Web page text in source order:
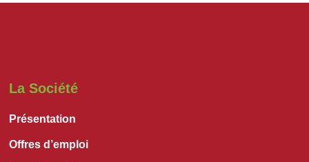
La Société
Présentation
Offres d’emploi